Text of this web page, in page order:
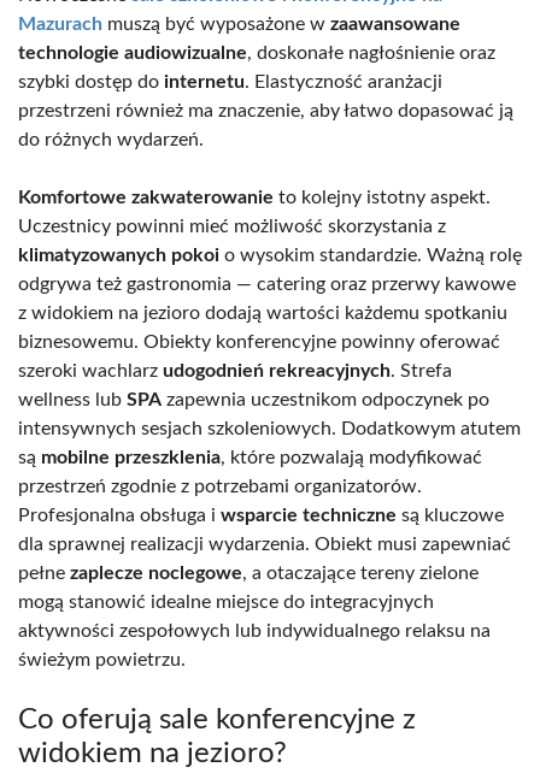
Mazurach muszą być wyposażone w zaawansowane
technologie audiowizualne, doskonałe nagłośnienie oraz
szybki dostęp do internetu. Elastyczność aranżacji
przestrzeni również ma znaczenie, aby łatwo dopasować ją
do różnych wydarzeń.
Komfortowe zakwaterowanie to kolejny istotny aspekt.
Uczestnicy powinni mieć możliwość skorzystania z
klimatyzowanych pokoi o wysokim standardzie. Ważną rolę
odgrywa też gastronomia — catering oraz przerwy kawowe
z widokiem na jezioro dodają wartości każdemu spotkaniu
biznesowemu. Obiekty konferencyjne powinny oferować
szeroki wachlarz udogodnień rekreacyjnych. Strefa
wellness lub SPA zapewnia uczestnikom odpoczynek po
intensywnych sesjach szkoleniowych. Dodatkowym atutem
są mobilne przeszklenia, które pozwalają modyfikować
przestrzeń zgodnie z potrzebami organizatorów.
Profesjonalna obsługa i wsparcie techniczne są kluczowe
dla sprawnej realizacji wydarzenia. Obiekt musi zapewniać
pełne zaplecze noclegowe, a otaczające tereny zielone
mogą stanowić idealne miejsce do integracyjnych
aktywności zespołowych lub indywidualnego relaksu na
świeżym powietrzu.
Co oferują sale konferencyjne z
widokiem na jezioro?